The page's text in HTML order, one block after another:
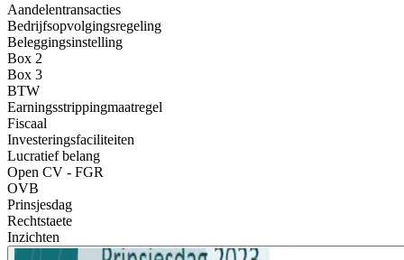
Aandelentransacties
Bedrijfsopvolgingsregeling
Beleggingsinstelling
Box 2
Box 3
BTW
Earningsstrippingmaatregel
Fiscaal
Investeringsfaciliteiten
Lucratief belang
Open CV - FGR
OVB
Prinsjesdag
Rechtstaete
Inzichten